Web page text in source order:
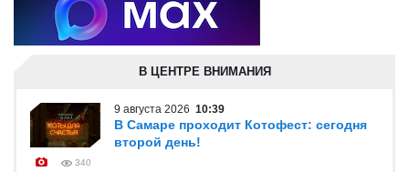
В ЦЕНТРЕ ВНИМАНИЯ
9 августа 2026 10:39
В Самаре проходит Котофест: сегодня
второй день!
340